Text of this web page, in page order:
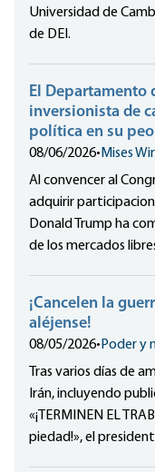
Universidad de
de DEI.
El Departamento
inversionista de
política en su
08/06/2026• Mises
Al convencer al
adquirir
Donald Trump ha
de los mercados
¡Cancelen la
aléjense!
08/05/2026• Poder y
Tras varios días de
Irán, incluyendo
«¡TERMINEN EL
piedad!», el